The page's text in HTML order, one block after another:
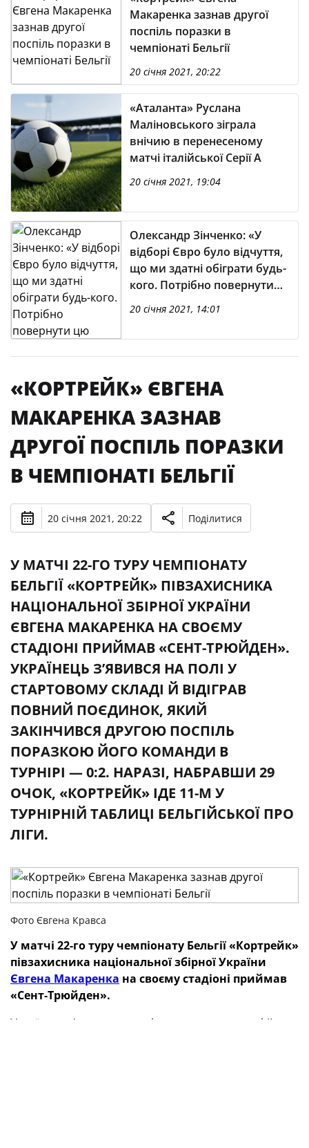
Макаренка зазнав другої
поспіль поразки в
чемпіонаті Бельгії
20 січня 2021, 20:22
«Аталанта» Руслана
Маліновського зіграла
внічию в перенесеному
матчі італійської Серії А
20 січня 2021, 19:04
Олександр Зінченко: «У
відборі Євро було відчуття,
що ми здатні обіграти будь-
кого. Потрібно повернути
цю впевненість...»
20 січня 2021, 14:01
«КОРТРЕЙК» ЄВГЕНА
МАКАРЕНКА ЗАЗНАВ
ДРУГОЇ ПОСПІЛЬ ПОРАЗКИ
В ЧЕМПІОНАТІ БЕЛЬГІЇ
20 січня 2021, 20:22 Поділитися
У МАТЧІ 22-ГО ТУРУ ЧЕМПІОНАТУ
БЕЛЬГІЇ «КОРТРЕЙК» ПІВЗАХИСНИКА
НАЦІОНАЛЬНОЇ ЗБІРНОЇ УКРАЇНИ
ЄВГЕНА МАКАРЕНКА НА СВОЄМУ
СТАДІОНІ ПРИЙМАВ «СЕНТ-ТРЮЙДЕН».
УКРАЇНЕЦЬ З’ЯВИВСЯ НА ПОЛІ У
СТАРТОВОМУ СКЛАДІ Й ВІДІГРАВ
ПОВНИЙ ПОЄДИНОК, ЯКИЙ
ЗАКІНЧИВСЯ ДРУГОЮ ПОСПІЛЬ
ПОРАЗКОЮ ЙОГО КОМАНДИ В
ТУРНІРІ — 0:2. НАРАЗІ, НАБРАВШИ 29
ОЧОК, «КОРТРЕЙК» ІДЕ 11-М У
ТУРНІРНІЙ ТАБЛИЦІ БЕЛЬГІЙСЬКОЇ ПРО
ЛІГИ.
Фото Євгена Кравса
У матчі 22-го туру чемпіонату Бельгії «Кортрейк»
півзахисника національної збірної України
Євгена Макаренка на своєму стадіоні приймав
«Сент-Трюйден».
Українець з’явився на полі у стартовому складі й